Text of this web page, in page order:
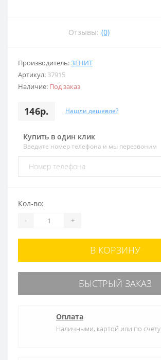
Отзывы: (0)
Производитель:ЗЕНИТ
Артикул: 37915
Наличие: Под заказ
146р. Нашли дешевле?
Купить в один клик
Введите номер телефона и мы перезвоним
Кол-во:
- +
В КОРЗИНУ
БЫСТРЫЙ ЗАКАЗ
Оплата
Наличными, картой или по счету